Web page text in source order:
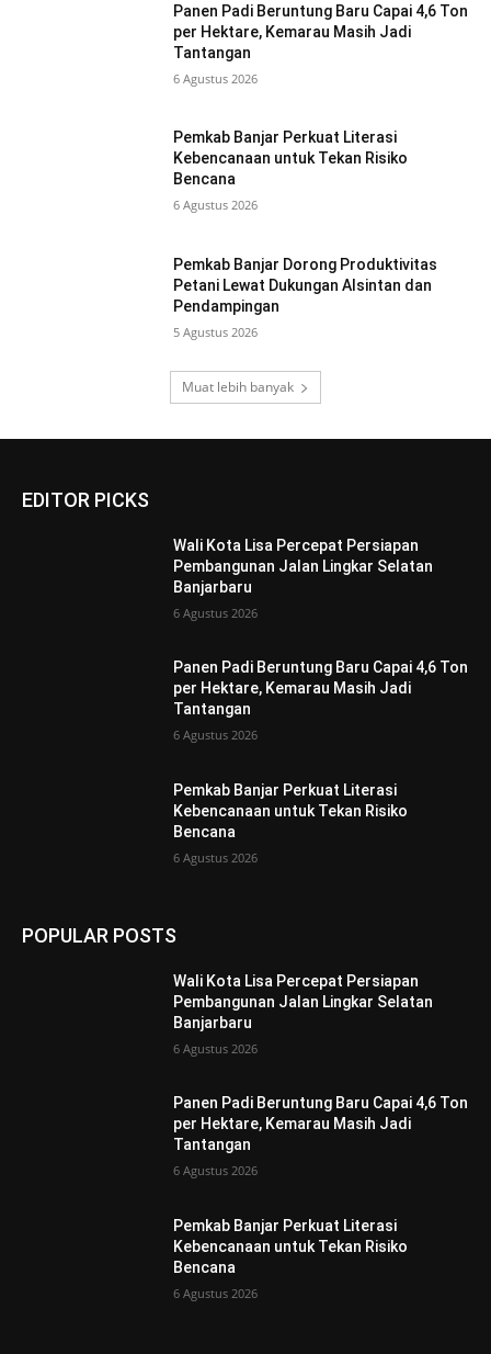
Panen Padi Beruntung Baru Capai 4,6 Ton
per Hektare, Kemarau Masih Jadi
Tantangan
6 Agustus 2026
Pemkab Banjar Perkuat Literasi
Kebencanaan untuk Tekan Risiko
Bencana
6 Agustus 2026
Pemkab Banjar Dorong Produktivitas
Petani Lewat Dukungan Alsintan dan
Pendampingan
5 Agustus 2026
Muat lebih banyak
EDITOR PICKS
Wali Kota Lisa Percepat Persiapan
Pembangunan Jalan Lingkar Selatan
Banjarbaru
6 Agustus 2026
Panen Padi Beruntung Baru Capai 4,6 Ton
per Hektare, Kemarau Masih Jadi
Tantangan
6 Agustus 2026
Pemkab Banjar Perkuat Literasi
Kebencanaan untuk Tekan Risiko
Bencana
6 Agustus 2026
POPULAR POSTS
Wali Kota Lisa Percepat Persiapan
Pembangunan Jalan Lingkar Selatan
Banjarbaru
6 Agustus 2026
Panen Padi Beruntung Baru Capai 4,6 Ton
per Hektare, Kemarau Masih Jadi
Tantangan
6 Agustus 2026
Pemkab Banjar Perkuat Literasi
Kebencanaan untuk Tekan Risiko
Bencana
6 Agustus 2026